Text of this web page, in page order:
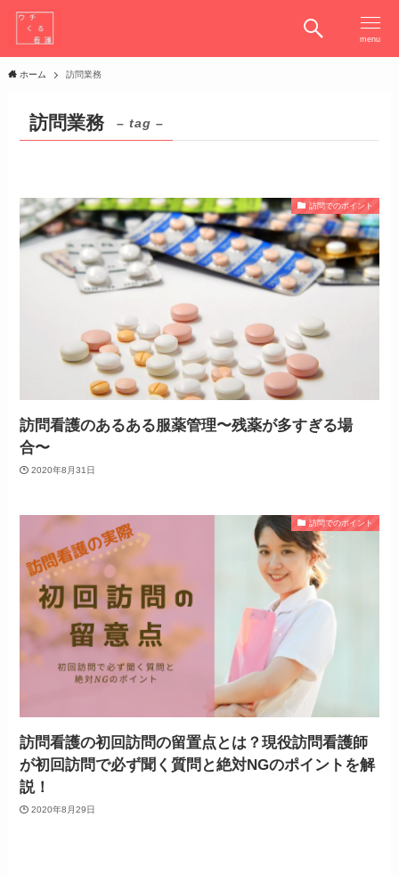
menu
ホーム 訪問業務
訪問業務 – tag –
訪問でのポイント
訪問看護のあるある服薬管理〜残薬が多すぎる場
合〜
2020年8月31日
訪問でのポイント
訪問看護の初回訪問の留置点とは？現役訪問看護師
が初回訪問で必ず聞く質問と絶対NGのポイントを解
説！
2020年8月29日